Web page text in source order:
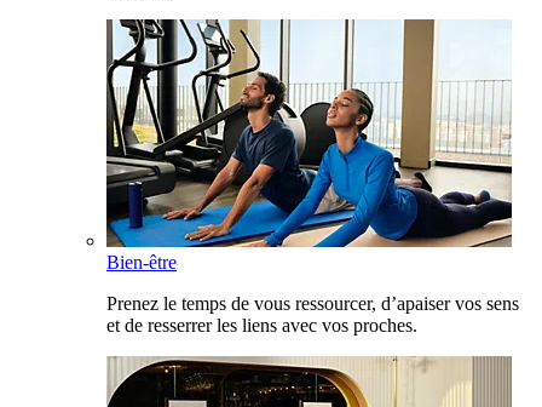
Bien-être
Prenez le temps de vous ressourcer, d’apaiser vos sens
et de resserrer les liens avec vos proches.